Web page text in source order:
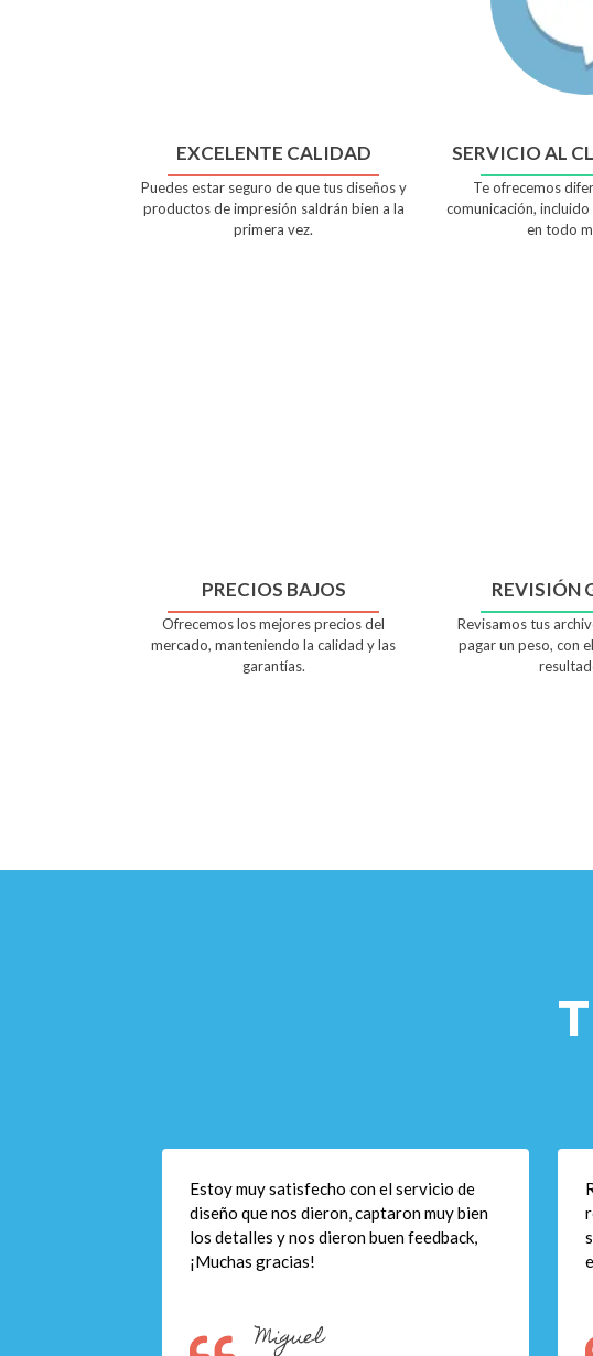
EXCELENTE CALIDAD
Puedes estar seguro de que tus diseños y
productos de impresión saldrán bien a la
primera vez.
SERVICIO AL
Te ofrecemos
comunicación,
en todo
PRECIOS BAJOS
Ofrecemos los mejores precios del
mercado, manteniendo la calidad y las
garantías.
REVISIÓN
Revisamos tus
pagar un peso, con
Estoy muy satisfecho con el servicio de
diseño que nos dieron, captaron muy bien
los detalles y nos dieron buen feedback,
¡Muchas gracias!
Miguel